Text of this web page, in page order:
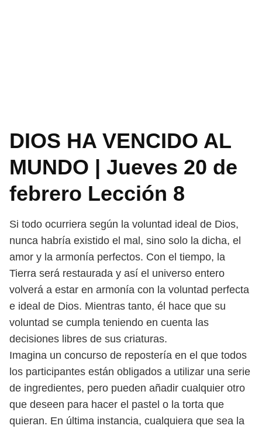
DIOS HA VENCIDO AL
MUNDO | Jueves 20 de
febrero Lección 8
Si todo ocurriera según la voluntad ideal de Dios,
nunca habría existido el mal, sino solo la dicha, el
amor y la armonía perfectos. Con el tiempo, la
Tierra será restaurada y así el universo entero
volverá a estar en armonía con la voluntad perfecta
e ideal de Dios. Mientras tanto, él hace que su
voluntad se cumpla teniendo en cuenta las
decisiones libres de sus criaturas.
Imagina un concurso de repostería en el que todos
los participantes están obligados a utilizar una serie
de ingredientes, pero pueden añadir cualquier otro
que deseen para hacer el pastel o la torta que
quieran. En última instancia, cualquiera que sea la